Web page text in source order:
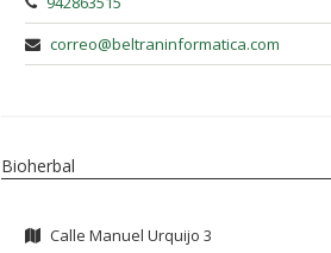
correo@beltraninformatica.com
Bioherbal
Calle Manuel Urquijo 3